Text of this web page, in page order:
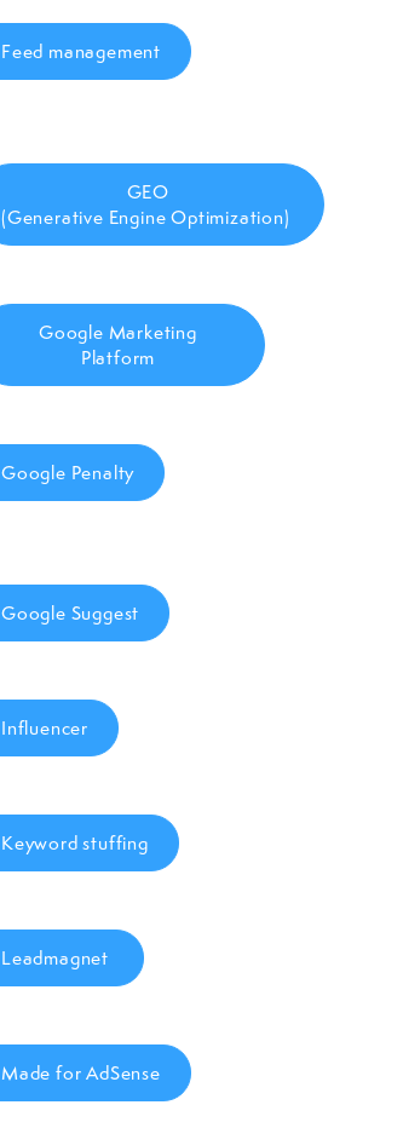
Feed management
GEO
(Generative Engine Optimization)
Google Marketing
Platform
Google Penalty
Google Suggest
Influencer
Keyword stuffing
Leadmagnet
Made for AdSense